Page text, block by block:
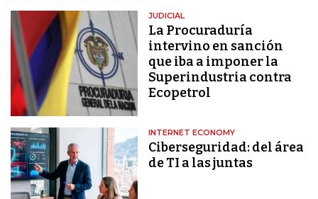
JUDICIAL
La Procuraduría
intervino en sanción
que iba a imponer la
Superindustria contra
Ecopetrol
INTERNET ECONOMY
Ciberseguridad: del área
de TI a las juntas